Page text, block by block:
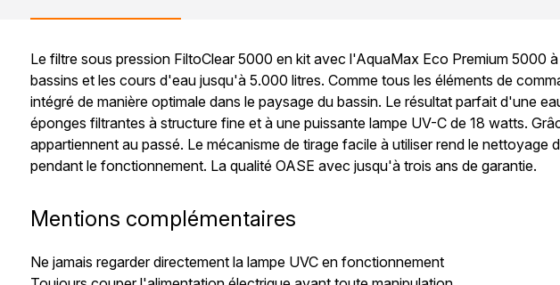
Le filtre sous pression FiltoClear 5000 en kit avec l'AquaMax Eco Premium
bassins et les cours d'eau jusqu'à 5.000 litres. Comme tous les éléments de
intégré de manière optimale dans le paysage du bassin. Le résultat parfait d'une
éponges filtrantes à structure fine et à une puissante lampe UV-C de 18 watts.
appartiennent au passé. Le mécanisme de tirage facile à utiliser rend le
pendant le fonctionnement. La qualité OASE avec jusqu'à trois ans de garantie.
Mentions complémentaires
Ne jamais regarder directement la lampe UVC en fonctionnement